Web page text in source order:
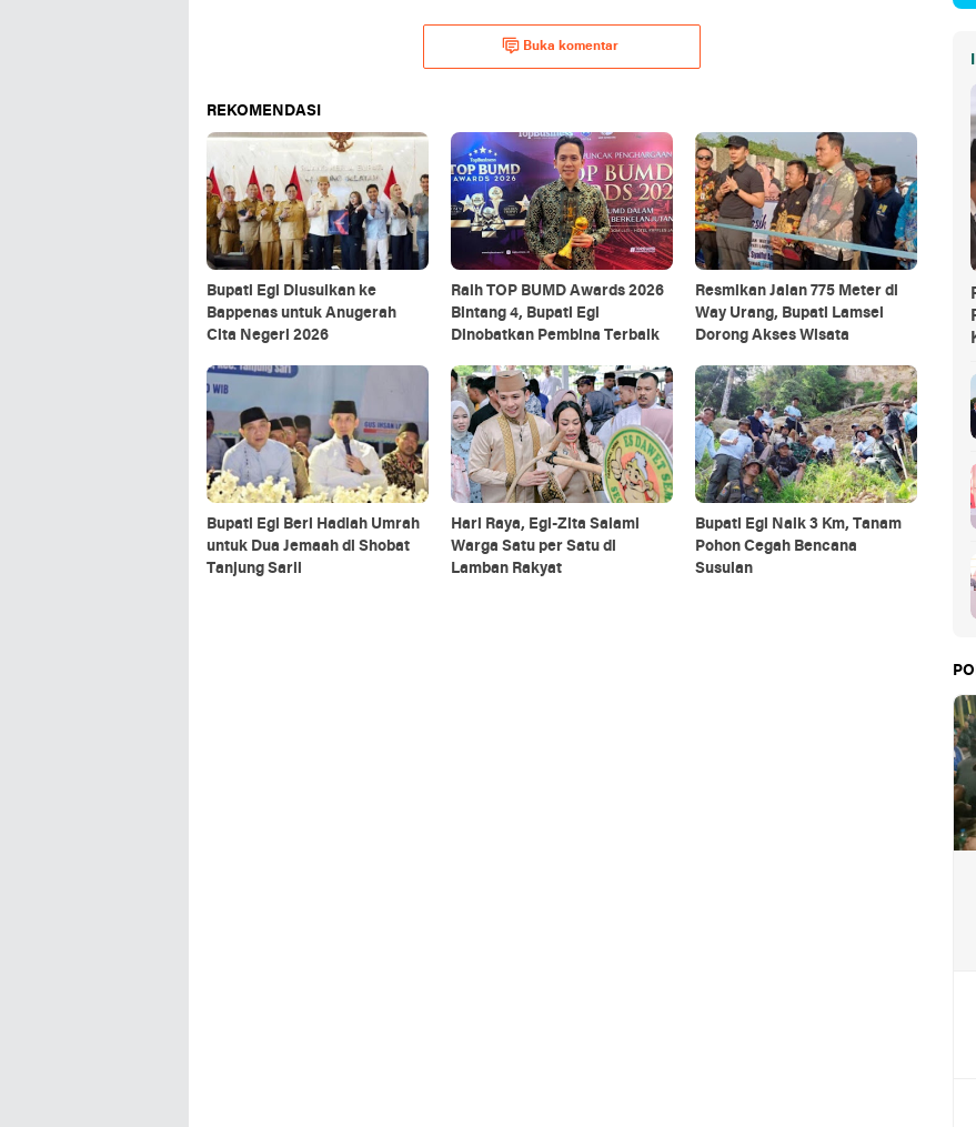
Buka komentar
REKOMENDASI
Bupati Egi Diusulkan ke
Bappenas untuk Anugerah
Cita Negeri 2026
Raih TOP BUMD Awards 2026
Bintang 4, Bupati Egi
Dinobatkan Pembina Terbaik
Resmikan Jalan 775 Meter di
Way Urang, Bupati Lamsel
Dorong Akses Wisata
Bupati Egi Beri Hadiah Umrah
untuk Dua Jemaah di Shobat
Tanjung Sarii
Hari Raya, Egi-Zita Salami
Warga Satu per Satu di
Lamban Rakyat
Bupati Egi Naik 3 Km, Tanam
Pohon Cegah Bencana
Susulan